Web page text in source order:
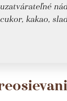
uzatvárateľné
cukor, kakao,